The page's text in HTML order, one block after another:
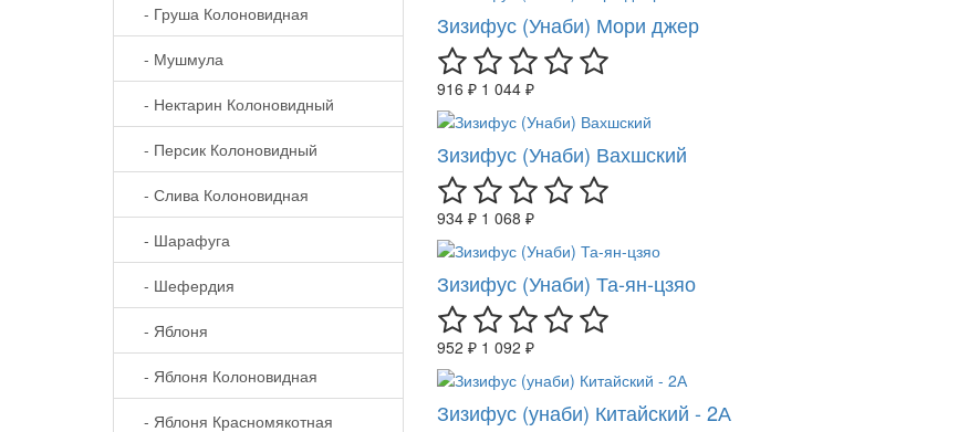
- Груша Колоновидная
- Мушмула
- Нектарин Колоновидный
- Персик Колоновидный
- Слива Колоновидная
- Шарафуга
- Шефердия
- Яблоня
- Яблоня Колоновидная
- Яблоня Красномякотная
Зизифус (Унаби) Мори джер
916 ₽ 1 044 ₽
Зизифус (Унаби) Вахшский
934 ₽ 1 068 ₽
Зизифус (Унаби) Та-ян-цзяо
952 ₽ 1 092 ₽
Зизифус (унаби) Китайский - 2А